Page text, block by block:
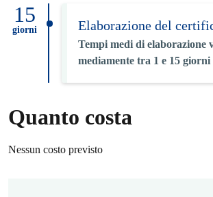
15
giorni Elaborazione del
Tempi medi di elaborazione
mediamente tra 1 e 15 giorni
Quanto costa
Nessun costo previsto